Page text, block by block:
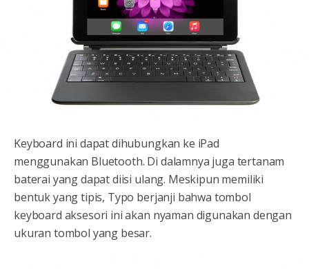
Keyboard ini dapat dihubungkan ke iPad
menggunakan Bluetooth. Di dalamnya juga tertanam
baterai yang dapat diisi ulang. Meskipun memiliki
bentuk yang tipis, Typo berjanji bahwa tombol
keyboard aksesori ini akan nyaman digunakan dengan
ukuran tombol yang besar.